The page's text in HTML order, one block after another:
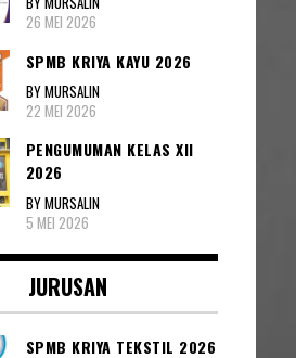
26 MEI 2026
SPMB KRIYA KAYU 2026
BY MURSALIN
22 MEI 2026
PENGUMUMAN KELAS XII
2026
BY MURSALIN
5 MEI 2026
JURUSAN
SPMB KRIYA TEKSTIL 2026